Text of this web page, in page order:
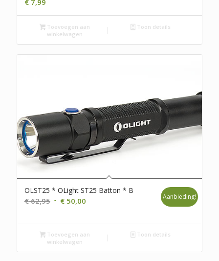
Toevoegen aan
winkelwagen
Toon details
OLST25 * OLight ST25 Batton * B
€62,95 Oorspronkelijke
was:
€ 62,95.
€50,00Huidige
is:
€ 50,00.
Aanbieding!
Toevoegen aan
winkelwagen
Toon details